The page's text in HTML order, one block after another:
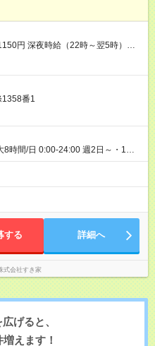
円 深夜時給（22時～翌5時）：
が、切り上げで一ヶ月とさせてい
15時間(研修中も同時給）
1358番1
8時間/日 0:00-24:00 週2日～・1日
5:00-9:00 〇昼帯 9:00-14:00 〇午
22:00 〇深夜帯 22:00-翌5:00 基
する 詳細へ
式会社すき家
げると、
増えます！